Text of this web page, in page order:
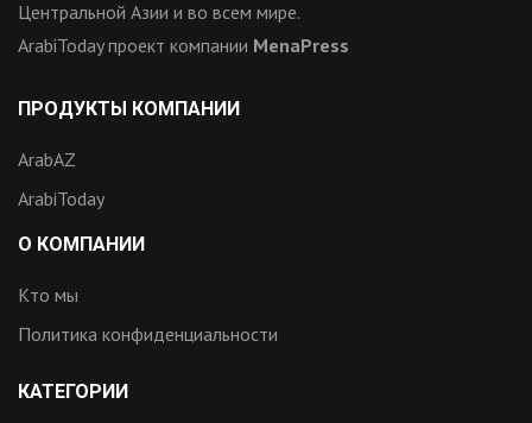
Центральной Азии и во всем мире.
ArabiToday проект компании MenaPress
ПРОДУКТЫ КОМПАНИИ
ArabAZ
ArabiToday
О КОМПАНИИ
Кто мы
Политика конфиденциальности
КАТЕГОРИИ